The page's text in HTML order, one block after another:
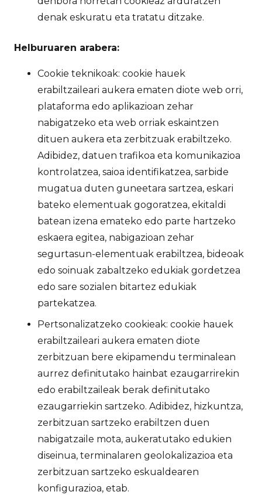
denak eskuratu eta tratatu ditzake.
Helburuaren arabera:
Cookie teknikoak: cookie hauek
erabiltzaileari aukera ematen diote web orri,
plataforma edo aplikazioan zehar
nabigatzeko eta web orriak eskaintzen
dituen aukera eta zerbitzuak erabiltzeko.
Adibidez, datuen trafikoa eta komunikazioa
kontrolatzea, saioa identifikatzea, sarbide
mugatua duten guneetara sartzea, eskari
bateko elementuak gogoratzea, ekitaldi
batean izena emateko edo parte hartzeko
eskaera egitea, nabigazioan zehar
segurtasun-elementuak erabiltzea, bideoak
edo soinuak zabaltzeko edukiak gordetzea
edo sare sozialen bitartez edukiak
partekatzea.
Pertsonalizatzeko cookieak: cookie hauek
erabiltzaileari aukera ematen diote
zerbitzuan bere ekipamendu terminalean
aurrez definitutako hainbat ezaugarrirekin
edo erabiltzaileak berak definitutako
ezaugarriekin sartzeko. Adibidez, hizkuntza,
zerbitzuan sartzeko erabiltzen duen
nabigatzaile mota, aukeratutako edukien
diseinua, terminalaren geolokalizazioa eta
zerbitzuan sartzeko eskualdearen
konfigurazioa, etab.